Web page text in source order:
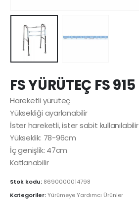
FS YÜRÜTEÇ FS 915
Hareketli yürüteç
Yüksekliği ayarlanabilir
İster hareketli, ister sabit kullanılabilir
Yükseklik: 78-96cm
İç genişlik: 47cm
Katlanabilir
Stok kodu: 8690000014798
Kategoriler:Yürümeye Yardımcı Ürünler